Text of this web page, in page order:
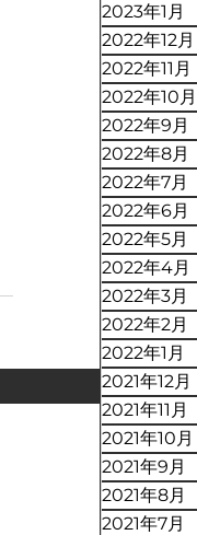
2023年1月
2022年12月
2022年11月
2022年10月
2022年9月
2022年8月
2022年7月
2022年6月
2022年5月
2022年4月
2022年3月
2022年2月
2022年1月
2021年12月
2021年11月
2021年10月
2021年9月
2021年8月
2021年7月